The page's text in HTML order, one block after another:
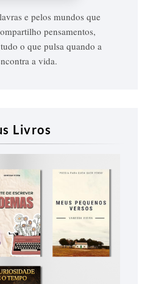
e pelos mundos que
pensamentos,
o que pulsa quando a
a vida.
Livros